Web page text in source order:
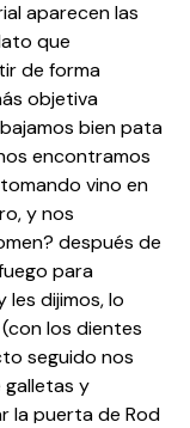
aparecen las
que
de forma
objetiva
bien pata
encontramos
vino en
y nos
después de
para
les dijimos, lo
los dientes
seguido nos
galletas y
la puerta de Rod